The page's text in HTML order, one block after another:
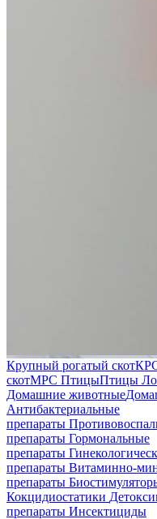
Крупный рогатый скот
скотМРС ПтицыПтицы
Домашние животные
Антибактериальные
препараты
препараты Гормональные
препараты
препараты Витаминно-
препараты
Кокцидиостатики
препараты Инсектициды